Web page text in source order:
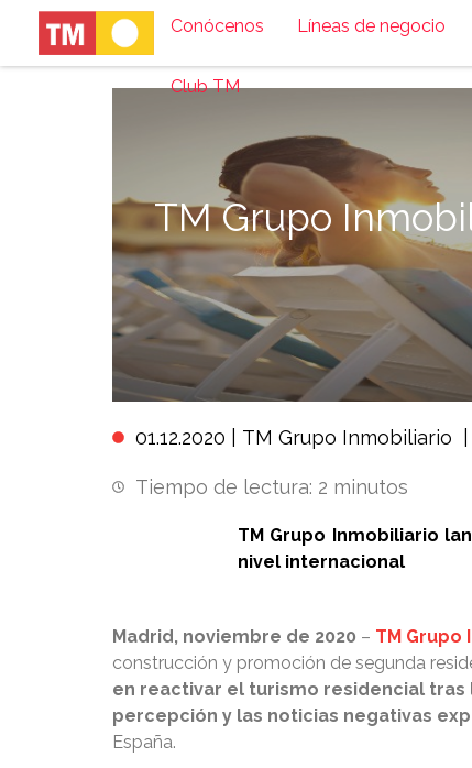
Conócenos Líneas de negocio
Club TM
TM Grupo
01.12.2020 | TM Grupo Inmobiliario
Tiempo de lectura: 2 minutos
TM Grupo Inmobiliario
nivel internacional
Madrid, noviembre de 2020 – TM Grupo
construcción y promoción de segunda
en reactivar el turismo residencial tras
percepción y las noticias negativas
España.